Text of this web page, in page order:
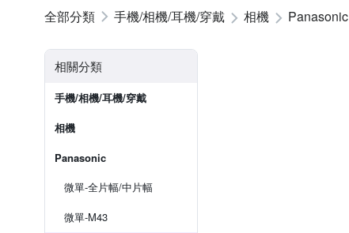
手機/相機/耳機/穿戴 相機 Panasonic
相關分類
手機/相機/耳機/穿戴
相機
Panasonic
微單-全片幅/中片幅
微單-M43